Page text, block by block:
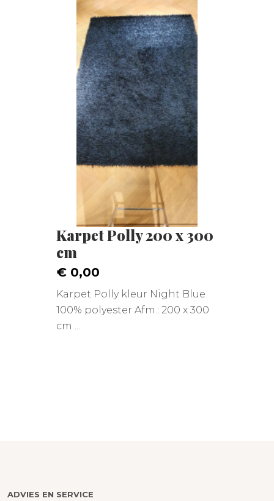
Karpet Polly 200 x 300
cm
€ 0,00
Karpet Polly kleur Night Blue
100% polyester Afm.: 200 x 300
cm ...
ADVIES EN SERVICE